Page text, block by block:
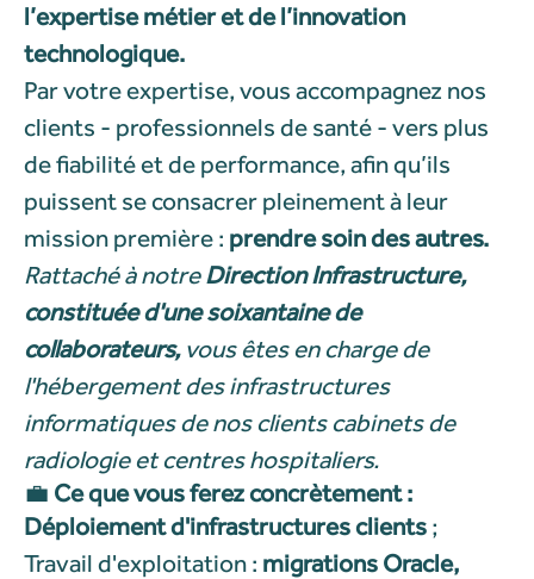
l’expertise métier et de l’innovation
technologique.
Par votre expertise, vous accompagnez nos
clients - professionnels de santé - vers plus
de fiabilité et de performance, afin qu’ils
puissent se consacrer pleinement à leur
mission première : prendre soin des autres.
Rattaché à notre Direction Infrastructure,
constituée d'une soixantaine de
collaborateurs, vous êtes en charge de
l'hébergement des infrastructures
informatiques de nos clients cabinets de
radiologie et centres hospitaliers.
💼 Ce que vous ferez concrètement :
Déploiement d'infrastructures clients ;
Travail d'exploitation : migrations Oracle,